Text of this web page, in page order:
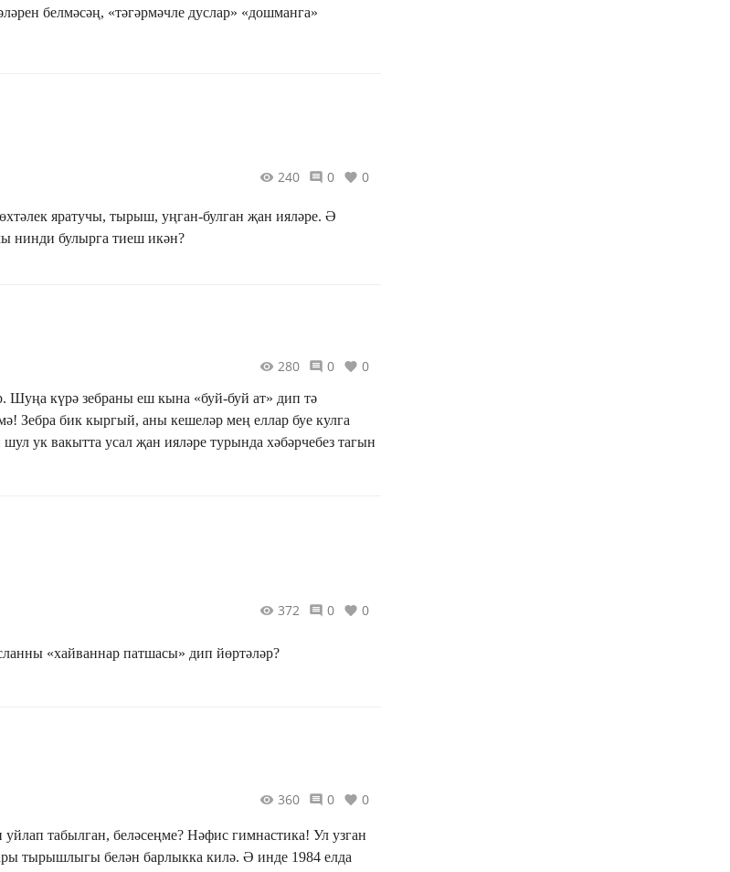
белмәсәң, «тәгәрмәчле дуслар» «дошманга»
240 0 0
яратучы, тырыш, уңган-булган җан ияләре. Ә
нинди булырга тиеш икән?
280 0 0
Шуңа күрә зебраны еш кына «буй-буй ат» дип тә
Зебра бик кыргый, аны кешеләр мең еллар буе кулга
ук вакытта усал җан ияләре турында хәбәрчебез тагын
372
0 0
«хайваннар патшасы» дип йөртәләр?
360 0 0
табылган, беләсеңме? Нәфис гимнастика! Ул узган
тырышлыгы белән барлыкка килә. Ә инде 1984 елда